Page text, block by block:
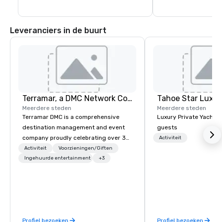
Leveranciers in de buurt
Terramar, a DMC Network Company
Meerdere steden
Terramar DMC is a comprehensive
destination management and event
company proudly celebrating over 30
years in business. Renowned for its
outstanding service, Terramar has
Activiteit
Voorzieningen/Giften
Ingehuurde entertainment
+3
Profiel bezoeken
Tahoe Star
Meerdere steden
Luxury Private Yacht
guests
Activiteit
Profiel bezoeken